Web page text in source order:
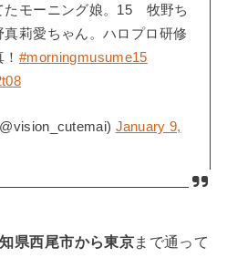
たモーニング娘。15 牧野ち
莉愛ちゃん。ハロプロ研修
#morningmusume15
January 9,
県西尾市から東京まで通って